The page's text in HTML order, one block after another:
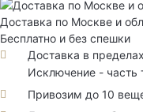
Доставка по Москве и
Бесплатно и без спешки
Доставка в
Исключение - часть
Привозим до 10